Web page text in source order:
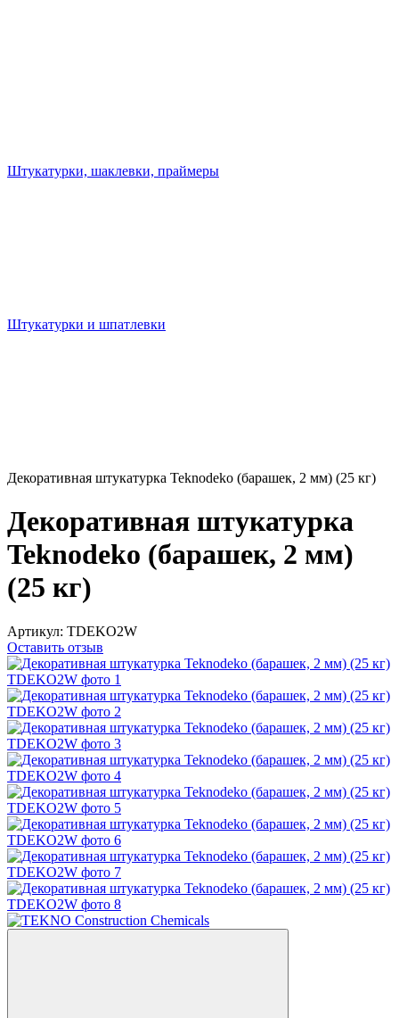
Штукатурки, шаклевки, праймеры
Штукатурки и шпатлевки
Декоративная штукатурка Teknodeko (барашек, 2 мм) (25 кг)
Декоративная штукатурка
Teknodeko (барашек, 2 мм)
(25 кг)
Артикул: TDEKO2W
Оставить отзыв